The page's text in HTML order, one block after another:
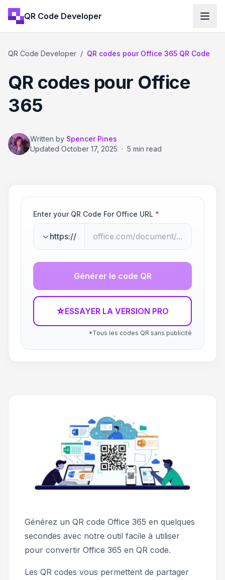
QR Code Developer
QR Code Developer / QR codes pour Office 365 QR Code
QR codes pour Office
365
Written by Spencer Pines
Updated October 17, 2025 · 5 min read
Enter your QR Code For Office URL *
https://
Générer le code QR
☆ESSAYER LA VERSION PRO
*Tous les codes QR sans publicité
Générez un QR code Office 365 en quelques
secondes avec notre outil facile à utiliser
pour convertir Office 365 en QR code.
Les QR codes vous permettent de partager